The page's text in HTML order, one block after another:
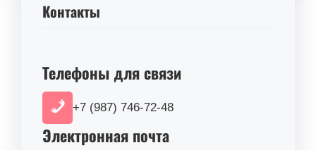
Контакты
Телефоны для связи
+7 (987) 746-72-48
Электронная почта